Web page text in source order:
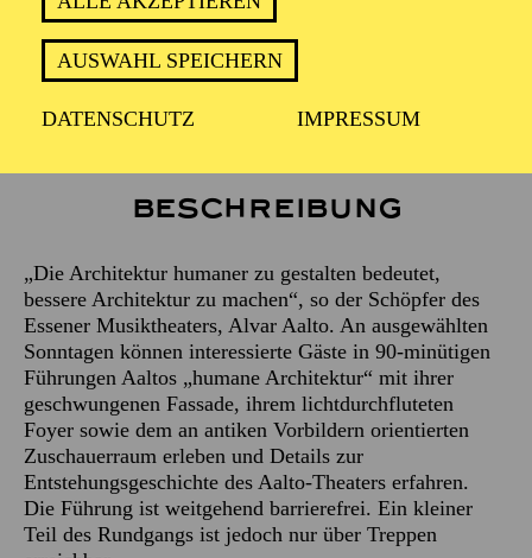
AUSWAHL SPEICHERN
DATENSCHUTZ IMPRESSUM
Treffpunkt: Haupteingang des Aalto-Theaters
Beschreibung
„Die Architektur humaner zu gestalten bedeutet,
bessere Architektur zu machen“, so der Schöpfer des
Essener Musiktheaters, Alvar Aalto. An ausgewählten
Sonntagen können interessierte Gäste in 90-minütigen
Führungen Aaltos „humane Architektur“ mit ihrer
geschwungenen Fassade, ihrem lichtdurchfluteten
Foyer sowie dem an antiken Vorbildern orientierten
Zuschauerraum erleben und Details zur
Entstehungsgeschichte des Aalto-Theaters erfahren.
Die Führung ist weitgehend barrierefrei. Ein kleiner
Teil des Rundgangs ist jedoch nur über Treppen